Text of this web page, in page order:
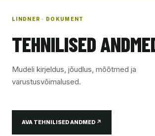
LINDNER · DOKUMENT
TEHNILISED
Mudeli kirjeldus, jõudlus, mõõtmed ja
varustusvõimalused.
AVA TEHNILISED ANDMED ↗